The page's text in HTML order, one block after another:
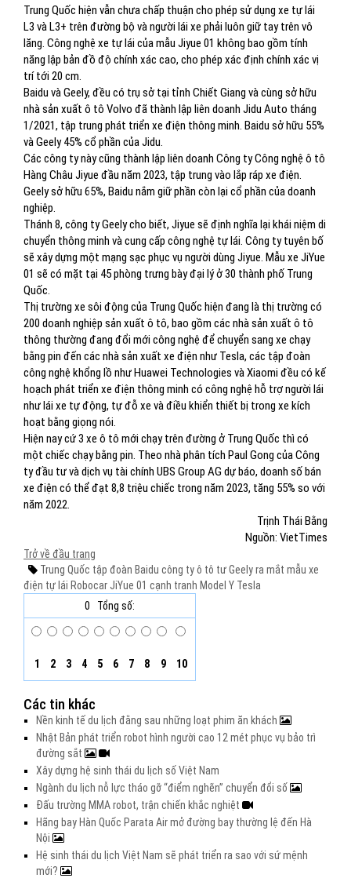
Trung Quốc hiện vẫn chưa chấp thuận cho phép sử dụng xe tự lái
L3 và L3+ trên đường bộ và người lái xe phải luôn giữ tay trên vô
lăng. Công nghệ xe tự lái của mẫu Jiyue 01 không bao gồm tính
năng lập bản đồ độ chính xác cao, cho phép xác định chính xác vị
trí tới 20 cm.
Baidu và Geely, đều có trụ sở tại tỉnh Chiết Giang và cùng sở hữu
nhà sản xuất ô tô Volvo đã thành lập liên doanh Jidu Auto tháng
1/2021, tập trung phát triển xe điện thông minh. Baidu sở hữu 55%
và Geely 45% cổ phần của Jidu.
Các công ty này cũng thành lập liên doanh Công ty Công nghệ ô tô
Hàng Châu Jiyue đầu năm 2023, tập trung vào lắp ráp xe điện.
Geely sở hữu 65%, Baidu nắm giữ phần còn lại cổ phần của doanh
nghiệp.
Thánh 8, công ty Geely cho biết, Jiyue sẽ định nghĩa lại khái niệm di
chuyển thông minh và cung cấp công nghệ tự lái. Công ty tuyên bố
sẽ xây dựng một mạng sạc phục vụ người dùng Jiyue. Mẫu xe JiYue
01 sẽ có mặt tại 45 phòng trưng bày đại lý ở 30 thành phố Trung
Quốc.
Thị trường xe sôi động của Trung Quốc hiện đang là thị trường có
200 doanh nghiệp sản xuất ô tô, bao gồm các nhà sản xuất ô tô
thông thường đang đổi mới công nghệ để chuyển sang xe chạy
bằng pin đến các nhà sản xuất xe điện như Tesla, các tập đoàn
công nghệ khổng lồ như Huawei Technologies và Xiaomi đều có kế
hoạch phát triển xe điện thông minh có công nghệ hỗ trợ người lái
như lái xe tự động, tự đỗ xe và điều khiển thiết bị trong xe kích
hoạt bằng giọng nói.
Hiện nay cứ 3 xe ô tô mới chạy trên đường ở Trung Quốc thì có
một chiếc chạy bằng pin. Theo nhà phân tích Paul Gong của Công
ty đầu tư và dịch vụ tài chính UBS Group AG dự báo, doanh số bán
xe điện có thể đạt 8,8 triệu chiếc trong năm 2023, tăng 55% so với
năm 2022.
Trịnh Thái Bằng
Nguồn: VietTimes
Trở về đầu trang
Trung Quốc tập đoàn Baidu công ty ô tô tư Geelyra mắt mẫu xe
điện tự lái Robocar JiYue 01 cạnh tranh Model Y Tesla
0
Tổng số:
1 2 3 4 5 6 7 8 9 10
Các tin khác
Nền kinh tế du lịch đằng sau những loạt phim ăn khách
Nhật Bản phát triển robot hình người cao 12 mét phục vụ bảo trì
đường sắt
Xây dựng hệ sinh thái du lịch số Việt Nam
Ngành du lịch nỗ lực tháo gỡ “điểm nghẽn” chuyển đổi số
Đấu trường MMA robot, trận chiến khắc nghiệt
Hãng bay Hàn Quốc Parata Air mở đường bay thường lệ đến Hà
Nội
Hệ sinh thái du lịch Việt Nam sẽ phát triển ra sao với sứ mệnh
mới?